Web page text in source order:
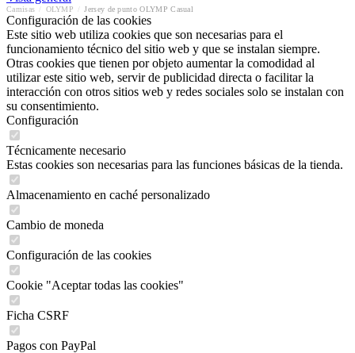
Camisas OLYMP Jersey de punto OLYMP Casual
Configuración de las cookies
Este sitio web utiliza cookies que son necesarias para el
funcionamiento técnico del sitio web y que se instalan siempre.
Otras cookies que tienen por objeto aumentar la comodidad al
utilizar este sitio web, servir de publicidad directa o facilitar la
interacción con otros sitios web y redes sociales solo se instalan con
su consentimiento.
Configuración
Técnicamente necesario
Estas cookies son necesarias para las funciones básicas de la tienda.
Almacenamiento en caché personalizado
Cambio de moneda
Configuración de las cookies
Cookie "Aceptar todas las cookies"
Ficha CSRF
Pagos con PayPal